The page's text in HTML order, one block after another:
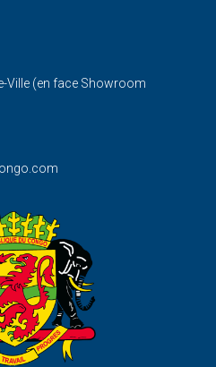
Ville (en face Showroom